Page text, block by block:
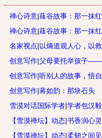
禅心诗意|薤谷故事：那一抹红
禅心诗意|薤谷故事：那一抹红
名家视点|以熵道观人心，以
创意写作|父母要托举孩子——
创意写作|听别人的故事，悟
创意写作|蒋如韵：那块石头
雪漠对话国际学者|学者包汉
【雪漠禅坛】动态|书香润心
【雪漠禅坛】动态|柔韧之间